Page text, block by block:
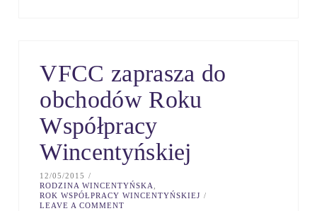
VFCC zaprasza do
obchodów Roku
Współpracy
Wincentyńskiej
12/05/2015
RODZINA WINCENTYŃSKA
ROK WSPÓŁPRACY WINCENTYŃSKIEJ
LEAVE A COMMENT